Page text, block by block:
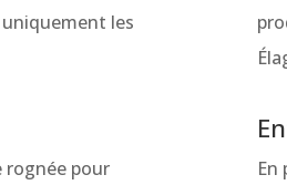
les
rognée pour
En